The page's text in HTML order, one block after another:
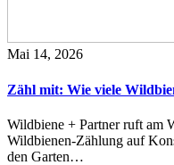
Mai 14, 2026
Zähl mit: Wie viele
Wildbiene + Partner ruft am
Wildbienen-Zählung auf
den Garten…